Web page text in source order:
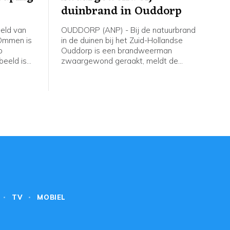
van
is
is
duinbrand in Ouddorp
OUDDORP (ANP) - Bij de natuurbrand
in de duinen bij het Zuid-Hollandse
Ouddorp is een brandweerman
zwaargewond geraakt, meldt de
TV
MOBIEL